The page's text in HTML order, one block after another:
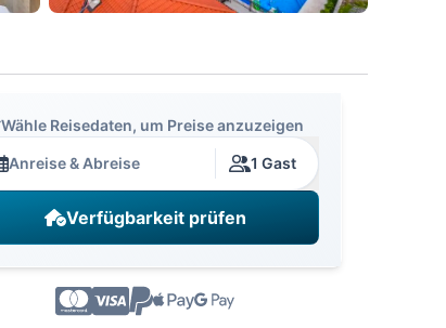
Wähle Reisedaten, um Preise anzuzeigen
Anreise & Abreise 1 Gast
Verfügbarkeit prüfen